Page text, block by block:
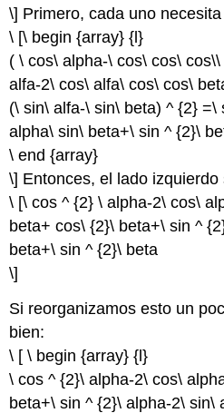
\] Primero, cada uno
\ [\ begin {array} {l}
( \ cos\ alpha-\ cos\ cos\
alfa-2\ cos\ alfa\ cos\ cos\
(\ sin\ alfa-\ sin\ beta) ^ {2} =\
alpha\ sin\ beta+\ sin ^ {2}\
\ end {array}
\] Entonces, el lado izquierdo
\ [\ cos ^ {2} \ alpha-2\ cos\
beta+ cos\ {2}\ beta+\ sin ^
beta+\ sin ^ {2}\ beta
\]
Si reorganizamos esto un
bien:
\ [ \ begin {array} {l}
\ cos ^ {2}\ alpha-2\ cos\
beta+\ sin ^ {2}\ alpha-2\ sin\